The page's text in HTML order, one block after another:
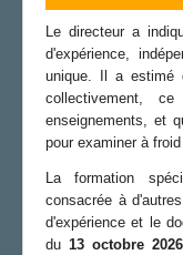
Le directeur a
d'expérience,
unique. Il a estimé
collectivement,
enseignements, et
pour examiner à
La formation
consacrée à
d'expérience et le
du 13 octobre 2026